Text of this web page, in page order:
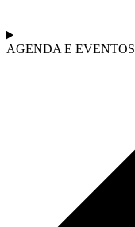
AGENDA E EVENTOS